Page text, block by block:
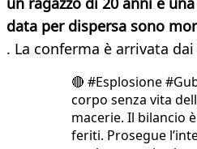
data per dispersa sono
. La conferma è arrivata
🔴 #Esplosione
corpo senza vita
macerie. Il bilancio
feriti. Prosegue